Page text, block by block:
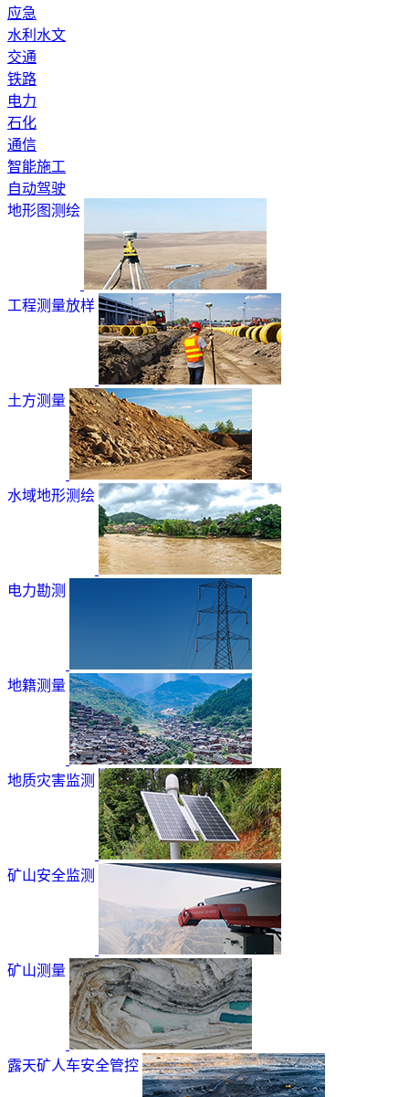
应急
水利水文
交通
铁路
电力
石化
通信
智能施工
自动驾驶
地形图测绘
工程测量放样
土方测量
水域地形测绘
电力勘测
地籍测量
地质灾害监测
矿山安全监测
矿山测量
露天矿人车安全管控